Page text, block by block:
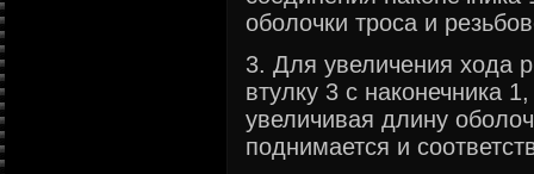
оболочки троса и
3. Для увеличения хода
втулку 3 с наконечника 1,
увеличивая длину
поднимается и